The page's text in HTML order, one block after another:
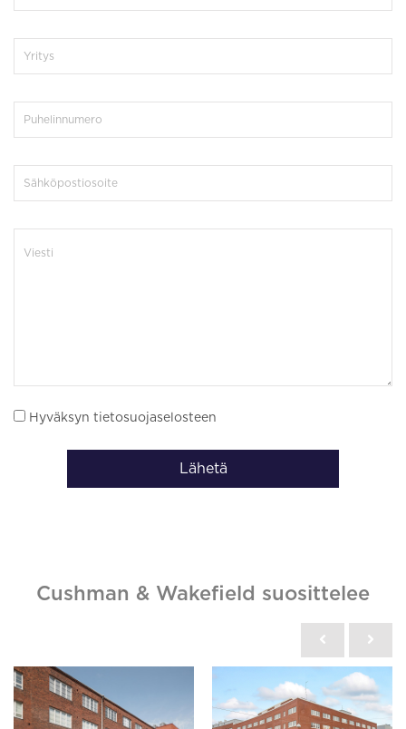
Hyväksyn tietosuojaselosteen
Lähetä
Cushman & Wakefield suosittelee